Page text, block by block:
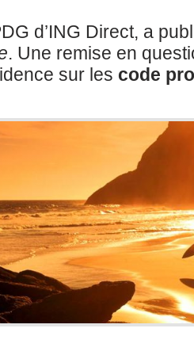
d’ING Direct, a
. Une remise en
sur les code